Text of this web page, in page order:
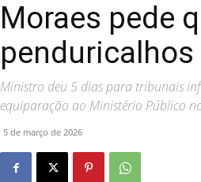
Moraes pede
Ministro deu 5 dias para tribunais
equiparação ao Ministério Público
5 de março de 2026